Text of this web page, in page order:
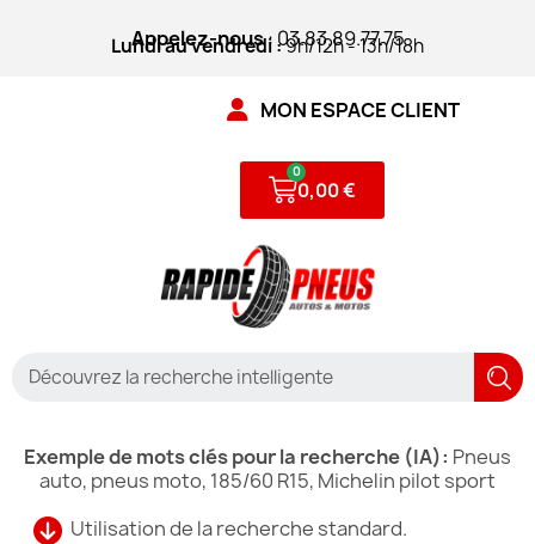
Appelez-nous: 03.83.89.77.75
Lundi au vendredi :9h/12h - 13h/18h
MON ESPACE CLIENT
0,00 €
Utilisation de la recherche standard.
Exemple de mots clés pour la recherche (IA): Pneus
auto, pneus moto, 185/60 R15, Michelin pilot sport